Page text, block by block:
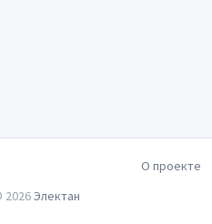
О проекте
2026Электан